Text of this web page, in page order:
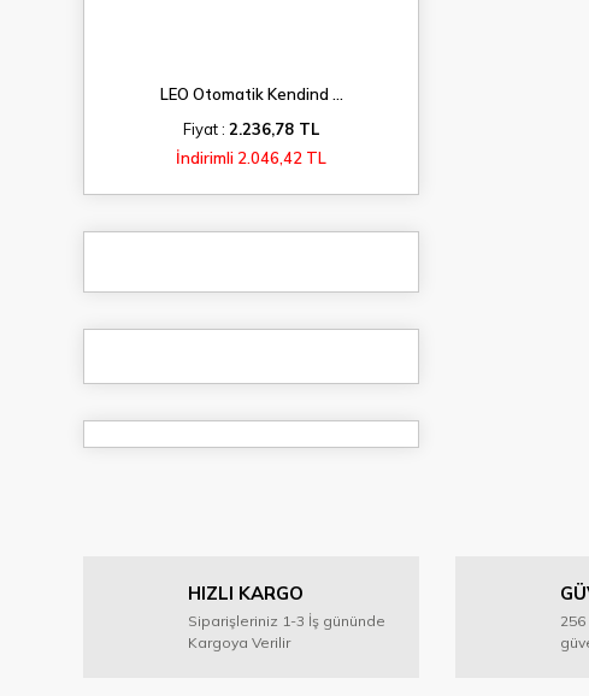
LEO Otomatik Kendind ...
Fiyat : 2.236,78 TL
İndirimli 2.046,42 TL
HIZLI KARGO
Siparişleriniz 1-3 İş gününde
Kargoya Verilir